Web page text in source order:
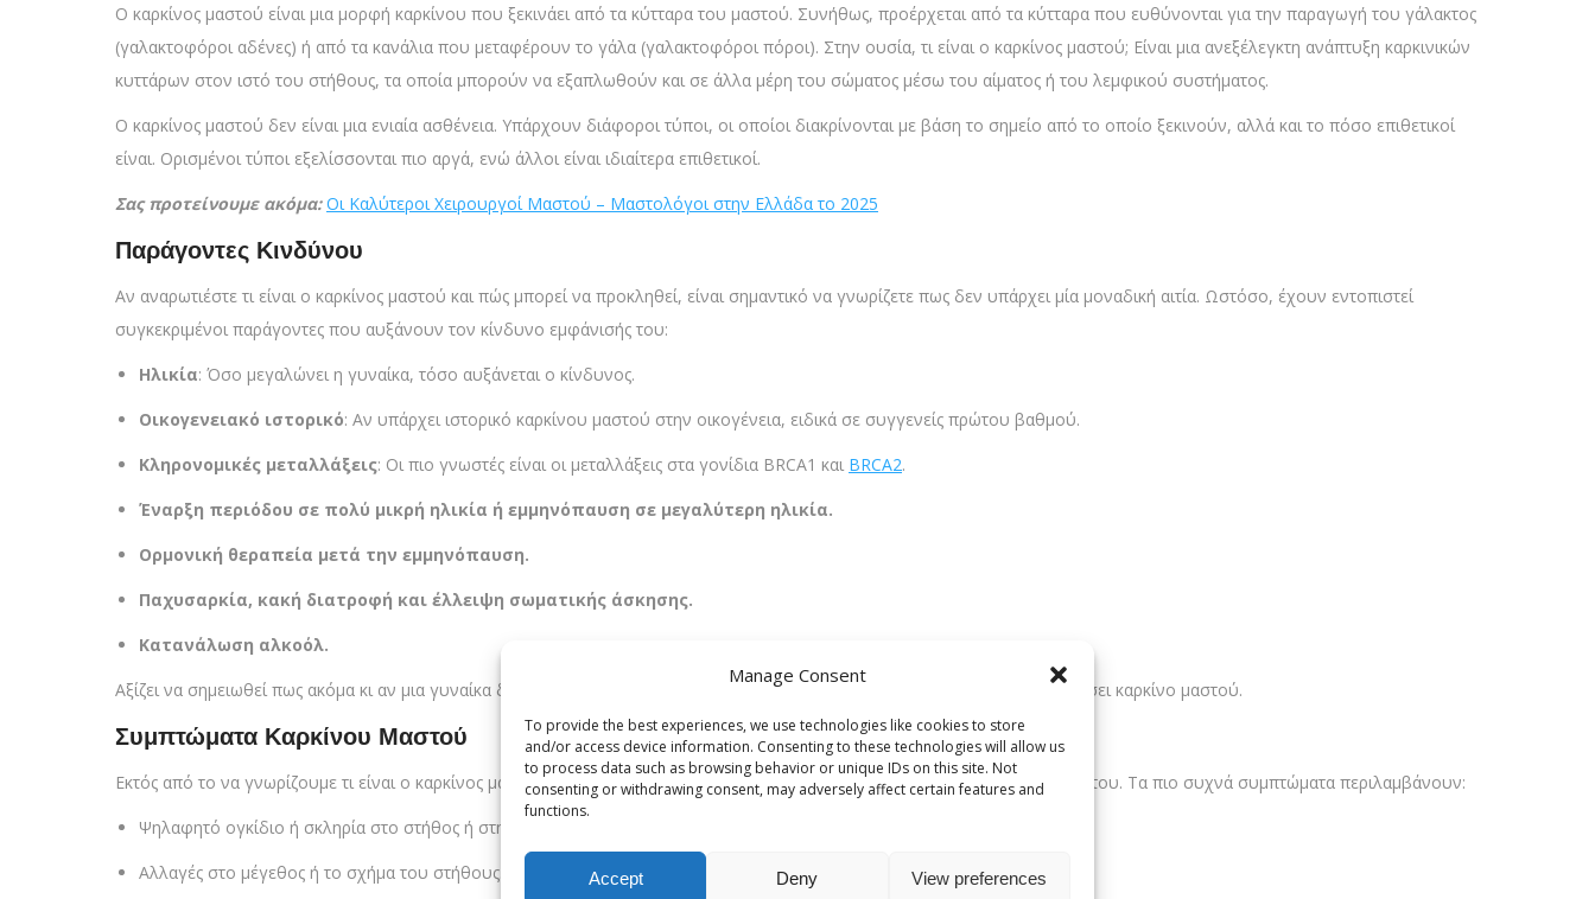
Manage Consent
To provide the best experiences, we use technologies like cookies to store
and/or access device information. Consenting to these technologies will allow us
to process data such as browsing behavior or unique IDs on this site. Not
consenting or withdrawing consent, may adversely affect certain features and
functions.
Accept Deny View preferences
Ο καρκίνος μαστού είναι μια μορφή καρκίνου που ξεκινάει από τα κύτταρα του μαστού. Συνήθως, προέρχεται από τα κύτταρα που ευθύνονται για την παραγωγή του γάλακτος
(γαλακτοφόροι αδένες) ή από τα κανάλια που μεταφέρουν το γάλα (γαλακτοφόροι πόροι). Στην ουσία, τι είναι ο καρκίνος μαστού; Είναι μια ανεξέλεγκτη ανάπτυξη καρκινικών
κυττάρων στον ιστό του στήθους, τα οποία μπορούν να εξαπλωθούν και σε άλλα μέρη του σώματος μέσω του αίματος ή του λεμφικού συστήματος.
Ο καρκίνος μαστού δεν είναι μια ενιαία ασθένεια. Υπάρχουν διάφοροι τύποι, οι οποίοι διακρίνονται με βάση το σημείο από το οποίο ξεκινούν, αλλά και το πόσο επιθετικοί
είναι. Ορισμένοι τύποι εξελίσσονται πιο αργά, ενώ άλλοι είναι ιδιαίτερα επιθετικοί.
Σας προτείνουμε ακόμα:Οι Καλύτεροι Χειρουργοί Μαστού – Μαστολόγοι στην Ελλάδα το 2025
Παράγοντες Κινδύνου
Αν αναρωτιέστε τι είναι ο καρκίνος μαστού και πώς μπορεί να προκληθεί, είναι σημαντικό να γνωρίζετε πως δεν υπάρχει μία μοναδική αιτία. Ωστόσο, έχουν εντοπιστεί
συγκεκριμένοι παράγοντες που αυξάνουν τον κίνδυνο εμφάνισής του:
Ηλικία: Όσο μεγαλώνει η γυναίκα, τόσο αυξάνεται ο κίνδυνος.
Οικογενειακό ιστορικό: Αν υπάρχει ιστορικό καρκίνου μαστού στην οικογένεια, ειδικά σε συγγενείς πρώτου βαθμού.
Κληρονομικές μεταλλάξεις: Οι πιο γνωστές είναι οι μεταλλάξεις στα γονίδια BRCA1 και BRCA2.
Έναρξη περιόδου σε πολύ μικρή ηλικία ή εμμηνόπαυση σε μεγαλύτερη ηλικία.
Ορμονική θεραπεία μετά την εμμηνόπαυση.
Παχυσαρκία, κακή διατροφή και έλλειψη σωματικής άσκησης.
Κατανάλωση αλκοόλ.
Αξίζει να σημειωθεί πως ακόμα κι αν μια γυναίκα δεν έχει κανέναν από αυτούς τους παράγοντες κινδύνου, μπορεί να εμφανίσει καρκίνο μαστού.
Συμπτώματα Καρκίνου Μαστού
Εκτός από το να γνωρίζουμε τι είναι ο καρκίνος μαστού, είναι εξίσου σημαντικό να μπορούμε να αναγνωρίσουμε τα σημάδια του. Τα πιο συχνά συμπτώματα περιλαμβάνουν:
Ψηλαφητό ογκίδιο ή σκληρία στο στήθος ή στην περιοχή της μασχάλης.
Αλλαγές στο μέγεθος ή το σχήμα του στήθους.